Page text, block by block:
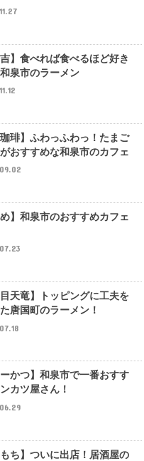
吉】食べれば食べるほど好き
泉市のラーメン
珈琲】ふわっふわっ！たまご
おすすめな和泉市のカフェ
め】和泉市のおすすめカフェ
目天竜】トッピングに工夫を
唐国町のラーメン！
ーかつ】和泉市で一番おすす
カツ屋さん！
もち】ついに出店！居酒屋の